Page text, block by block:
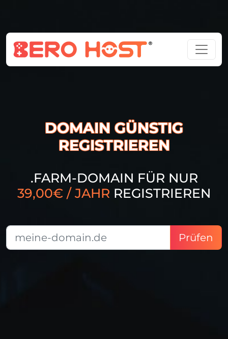
DOMAIN GÜNSTIG
REGISTRIEREN
.FARM-DOMAIN FÜR NUR
39,00€ / JAHR REGISTRIEREN
Prüfen